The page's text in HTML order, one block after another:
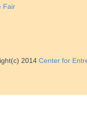
Fair
2014 Center for